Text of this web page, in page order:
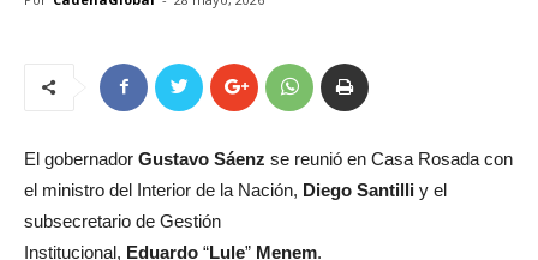
El gobernador Gustavo Sáenz se reunió en Casa Rosada con
el ministro del Interior de la Nación, Diego Santilli y el
subsecretario de Gestión
Institucional, Eduardo “Lule” Menem.